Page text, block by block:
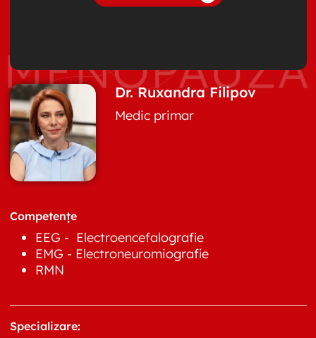
Dr. Ruxandra Filipov
Medic primar
Competențe
EEG - Electroencefalografie
EMG - Electroneuromiografie
RMN
Specializare: